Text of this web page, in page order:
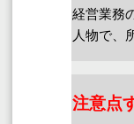
経営業務
人物で、
注意点